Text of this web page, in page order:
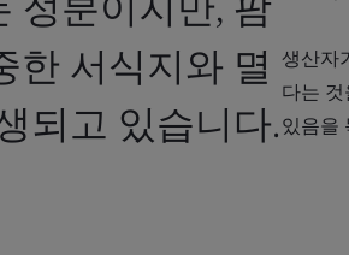
한 서식지와 멸
되고 있습니다.
생산자
다는
있음을